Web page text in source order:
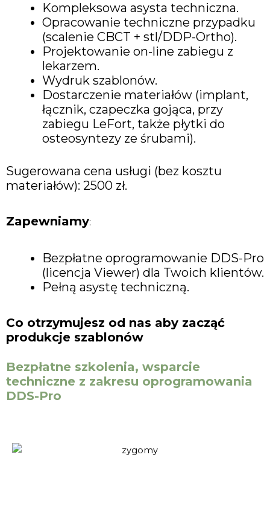
Kompleksowa asysta techniczna.
Opracowanie techniczne przypadku
(scalenie CBCT + stl/DDP-Ortho).
Projektowanie on-line zabiegu z
lekarzem.
Wydruk szablonów.
Dostarczenie materiałów (implant,
łącznik, czapeczka gojąca, przy
zabiegu LeFort, także płytki do
osteosyntezy ze śrubami).
Sugerowana cena usługi (bez kosztu
materiałów): 2500 zł.
Zapewniamy:
Bezpłatne oprogramowanie DDS-Pro
(licencja Viewer) dla Twoich klientów.
Pełną asystę techniczną.
Co otrzymujesz od nas aby zacząć
produkcje szablonów
Bezpłatne szkolenia, wsparcie
techniczne z zakresu oprogramowania
DDS-Pro